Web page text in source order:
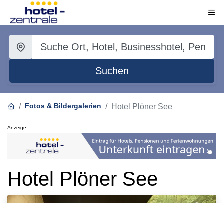
Suchen
Fotos & Bildergalerien Hotel Plöner See
Anzeige
Hotel Plöner See